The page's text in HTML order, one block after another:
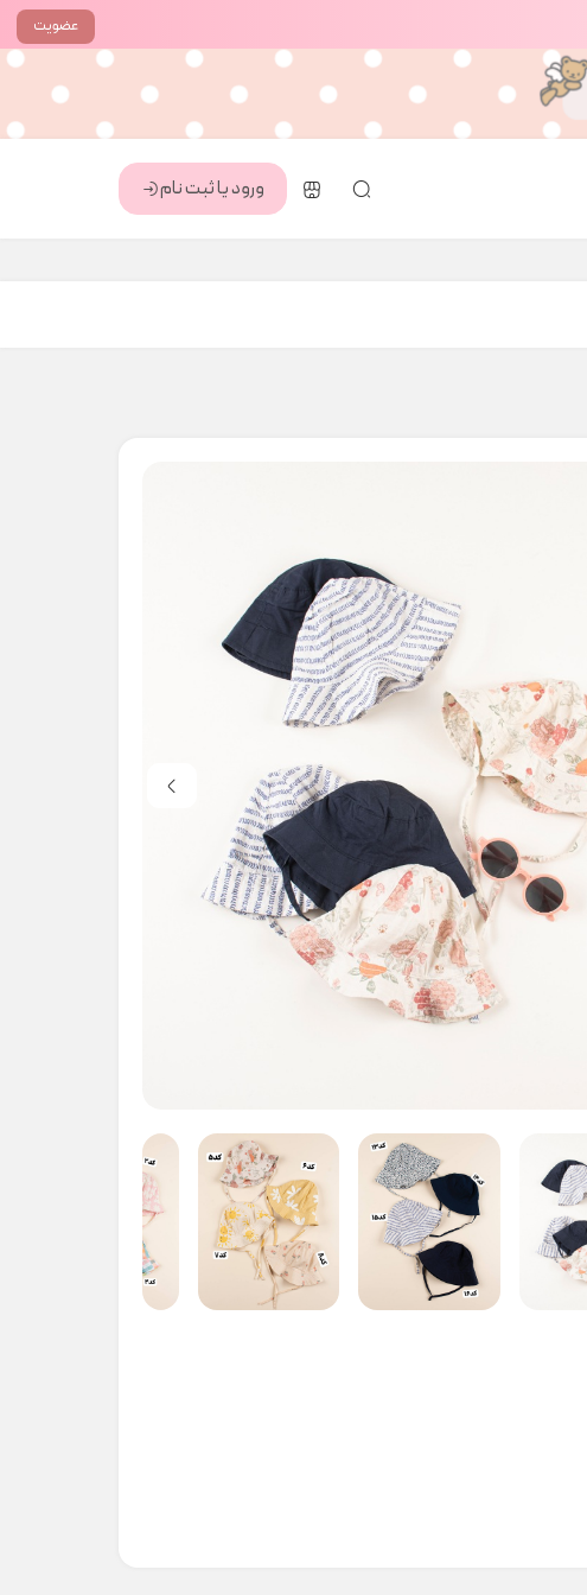
عضویت
ورود یا ثبت نام